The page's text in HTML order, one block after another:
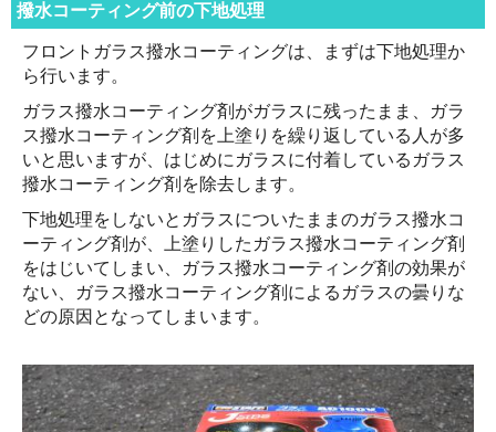
撥水コーティング前の下地処理
フロントガラス撥水コーティングは、まずは下地処理か
ら行います。
ガラス撥水コーティング剤がガラスに残ったまま、ガラ
ス撥水コーティング剤を上塗りを繰り返している人が多
いと思いますが、はじめにガラスに付着しているガラス
撥水コーティング剤を除去します。
下地処理をしないとガラスについたままのガラス撥水コ
ーティング剤が、上塗りしたガラス撥水コーティング剤
をはじいてしまい、ガラス撥水コーティング剤の効果が
ない、ガラス撥水コーティング剤によるガラスの曇りな
どの原因となってしまいます。